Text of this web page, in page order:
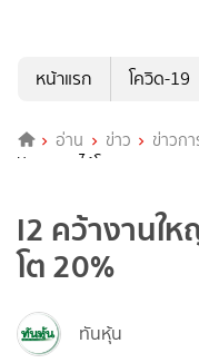
หน้าแรก
โควิด-19
อ่าน ข่าว ข่าวก
ปักธงรายได้โต 20%
I2 คว้างานใ
โต 20%
ทันหุ้น